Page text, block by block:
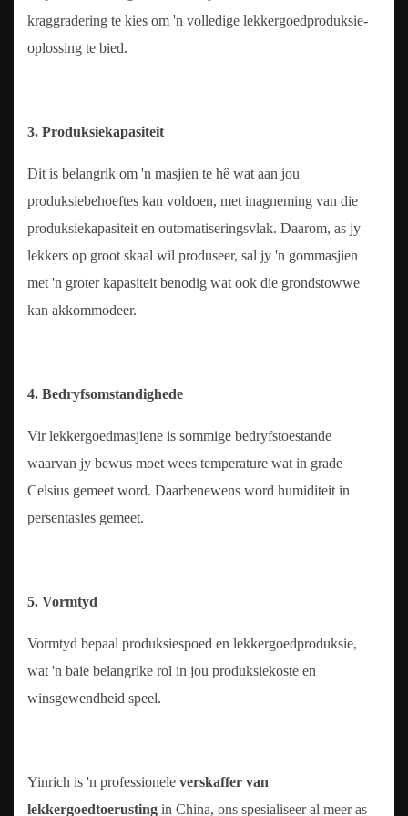
kraggradering te kies om 'n volledige lekkergoedproduksie-
oplossing te bied.
3. Produksiekapasiteit
Dit is belangrik om 'n masjien te hê wat aan jou
produksiebehoeftes kan voldoen, met inagneming van die
produksiekapasiteit en outomatiseringsvlak. Daarom, as jy
lekkers op groot skaal wil produseer, sal jy 'n gommasjien
met 'n groter kapasiteit benodig wat ook die grondstowwe
kan akkommodeer.
4. Bedryfsomstandighede
Vir lekkergoedmasjiene is sommige bedryfstoestande
waarvan jy bewus moet wees temperature wat in grade
Celsius gemeet word. Daarbenewens word humiditeit in
persentasies gemeet.
5. Vormtyd
Vormtyd bepaal produksiespoed en lekkergoedproduksie,
wat 'n baie belangrike rol in jou produksiekoste en
winsgewendheid speel.
Yinrich is 'n professionele verskaffer van
lekkergoedtoerusting in China, ons spesialiseer al meer as